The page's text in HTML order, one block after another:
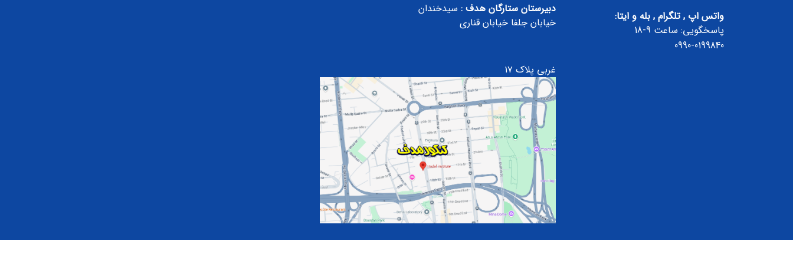
واتس اپ , تلگرام , بله و ایتا:
پاسخگویی: ساعت 9-18
0990-0199840
دبیرستان ستارگان هدف : سیدخندان
خیابان جلفا خیابان قناری
غربی پلاک ۱۷